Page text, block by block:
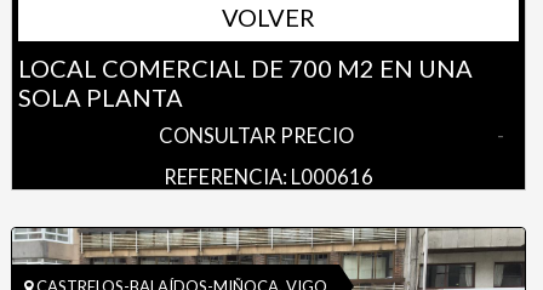
VOLVER
LOCAL COMERCIAL DE 700 M2 EN UNA
SOLA PLANTA
CONSULTAR PRECIO
-
REFERENCIA: L000616